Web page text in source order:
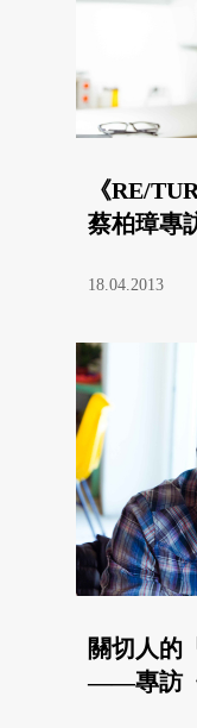
《RE/
蔡柏璋專
18.04.2013
關切人的
——專訪